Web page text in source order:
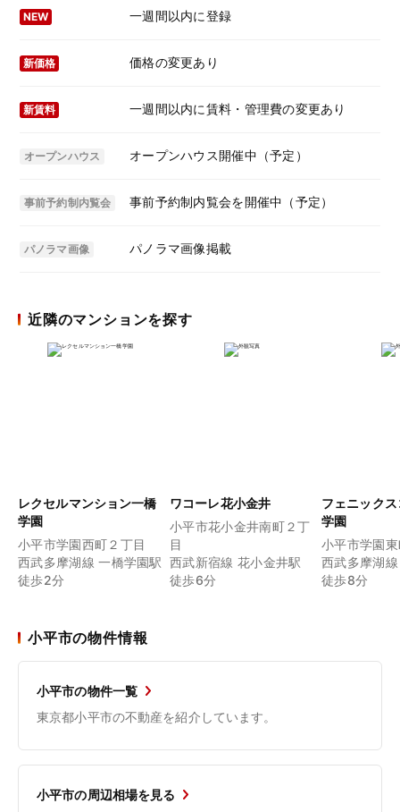
NEW 一週間以内に登録
新価格 価格の変更あり
新賃料 一週間以内に賃料・管理費の変更あり
オープンハウス オープンハウス開催中（予定）
事前予約制内覧会 事前予約制内覧会を開催中（予定）
パノラマ画像 パノラマ画像掲載
近隣のマンションを探す
レクセルマンション一橋
学園
小平市学園西町２丁目
西武多摩湖線 一橋学園駅
徒歩2分
ワコーレ花小金井
小平市花小金井南町２丁
目
西武新宿線 花小金井駅
徒歩6分
フェニック
学園
小平市学園
西武多摩湖
徒歩8分
小平市の物件情報
小平市の物件一覧
東京都小平市の不動産を紹介しています。
小平市の周辺相場を見る